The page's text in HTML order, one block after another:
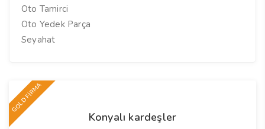
Oto Tamirci
Oto Yedek Parça
Seyahat
GOLD FİRMA
Konyalı kardeşler